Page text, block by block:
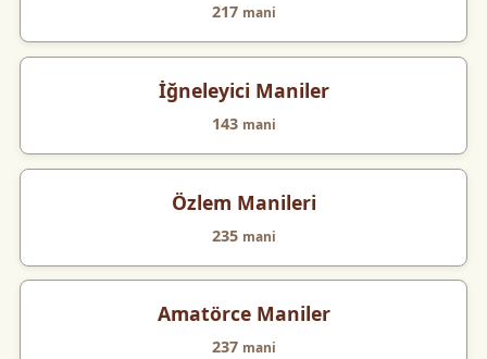
217 mani
İğneleyici Maniler
143 mani
Özlem Manileri
235 mani
Amatörce Maniler
237 mani